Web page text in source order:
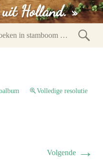
Holland. »
Volledige resolutie
Volgende →